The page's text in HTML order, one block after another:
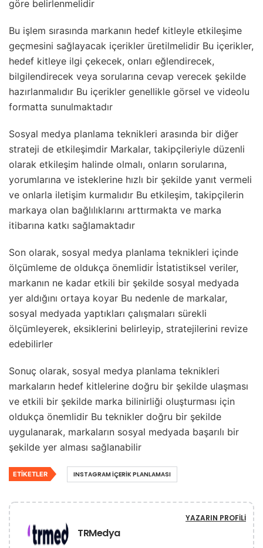
göre belirlenmelidir
Bu işlem sırasında markanın hedef kitleyle etkileşime
geçmesini sağlayacak içerikler üretilmelidir Bu içerikler,
hedef kitleye ilgi çekecek, onları eğlendirecek,
bilgilendirecek veya sorularına cevap verecek şekilde
hazırlanmalıdır Bu içerikler genellikle görsel ve videolu
formatta sunulmaktadır
Sosyal medya planlama teknikleri arasında bir diğer
strateji de etkileşimdir Markalar, takipçileriyle düzenli
olarak etkileşim halinde olmalı, onların sorularına,
yorumlarına ve isteklerine hızlı bir şekilde yanıt vermeli
ve onlarla iletişim kurmalıdır Bu etkileşim, takipçilerin
markaya olan bağlılıklarını arttırmakta ve marka
itibarına katkı sağlamaktadır
Son olarak, sosyal medya planlama teknikleri içinde
ölçümleme de oldukça önemlidir İstatistiksel veriler,
markanın ne kadar etkili bir şekilde sosyal medyada
yer aldığını ortaya koyar Bu nedenle de markalar,
sosyal medyada yaptıkları çalışmaları sürekli
ölçümleyerek, eksiklerini belirleyip, stratejilerini revize
edebilirler
Sonuç olarak, sosyal medya planlama teknikleri
markaların hedef kitlelerine doğru bir şekilde ulaşması
ve etkili bir şekilde marka bilinirliği oluşturması için
oldukça önemlidir Bu teknikler doğru bir şekilde
uygulanarak, markaların sosyal medyada başarılı bir
şekilde yer alması sağlanabilir
ETIKETLER INSTAGRAM İÇERIK PLANLAMASI
TRMedya
YAZARIN PROFILI